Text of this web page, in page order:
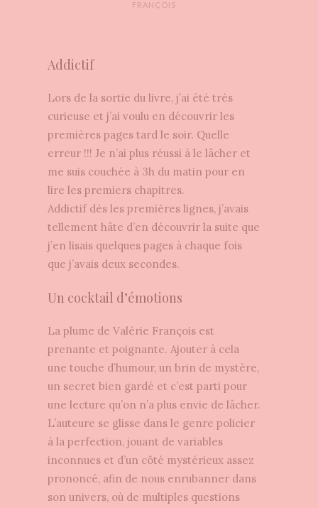
FRANÇOIS
Addictif
Lors de la sortie du livre, j’ai été très
curieuse et j’ai voulu en découvrir les
premières pages tard le soir. Quelle
erreur !!! Je n’ai plus réussi à le lâcher et
me suis couchée à 3h du matin pour en
lire les premiers chapitres.
Addictif dès les premières lignes, j’avais
tellement hâte d’en découvrir la suite que
j’en lisais quelques pages à chaque fois
que j’avais deux secondes.
Un cocktail d’émotions
La plume de Valérie François est
prenante et poignante. Ajouter à cela
une touche d’humour, un brin de mystère,
un secret bien gardé et c’est parti pour
une lecture qu’on n’a plus envie de lâcher.
L’auteure se glisse dans le genre policier
à la perfection, jouant de variables
inconnues et d’un côté mystérieux assez
prononcé, afin de nous enrubanner dans
son univers, où de multiples questions